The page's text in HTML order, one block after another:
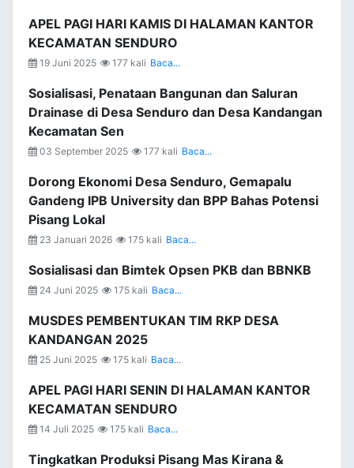
APEL PAGI HARI KAMIS DI HALAMAN KANTOR
KECAMATAN SENDURO
19 Juni 2025 177 kali Baca...
Sosialisasi, Penataan Bangunan dan Saluran
Drainase di Desa Senduro dan Desa Kandangan
Kecamatan Sen
03 September 2025 177 kali Baca...
Dorong Ekonomi Desa Senduro, Gemapalu
Gandeng IPB University dan BPP Bahas Potensi
Pisang Lokal
23 Januari 2026 175 kali Baca...
Sosialisasi dan Bimtek Opsen PKB dan BBNKB
24 Juni 2025 175 kali Baca...
MUSDES PEMBENTUKAN TIM RKP DESA
KANDANGAN 2025
25 Juni 2025 175 kali Baca...
APEL PAGI HARI SENIN DI HALAMAN KANTOR
KECAMATAN SENDURO
14 Juli 2025 175 kali Baca...
Tingkatkan Produksi Pisang Mas Kirana &